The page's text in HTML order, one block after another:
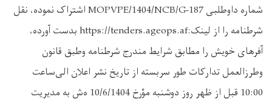
شماره داوطلبی MOPVPE/1404/NCB/G-187 اشتراک نموده، نقل
شرطنامه را از لینک:https://tenders.ageops.af بدست آورده،
آفرهای خویش را مطابق شرایط مندرج شرطنامه وطبق قانون
وطرزالعمل تدارکات طور سربسته از تاریخ نشر اعلان الی‌ساعت
10:00 قبل از ظهر روز دوشنبه مؤرخ 10/6/1404 ه‌ش به مدیریت